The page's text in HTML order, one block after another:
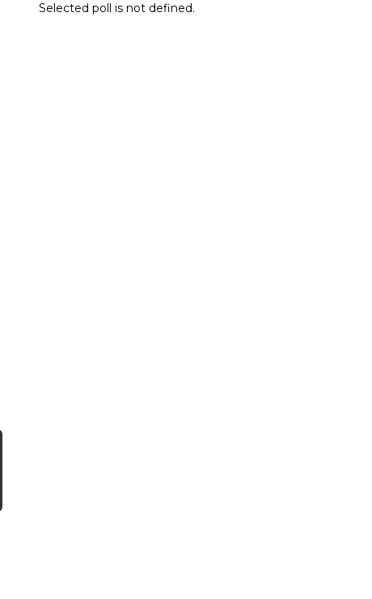
Selected poll is not defined.